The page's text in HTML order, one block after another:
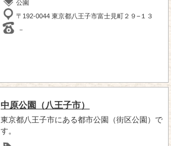
公園
〒192-0044 東京都八王子市富士見町２９−１３
－
中原公園（八王子市）
東京都八王子市にある都市公園（街区公園）で
す。